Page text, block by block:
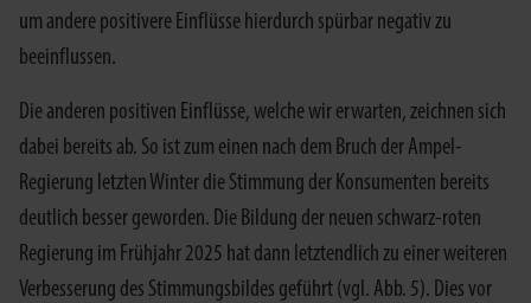
um andere positivere Einflüsse hierdurch spürbar negativ zu
beeinflussen.
Die anderen positiven Einflüsse, welche wir erwarten, zeichnen sich
dabei bereits ab. So ist zum einen nach dem Bruch der Ampel-
Regierung letzten Winter die Stimmung der Konsumenten bereits
deutlich besser geworden. Die Bildung der neuen schwarz-roten
Regierung im Frühjahr 2025 hat dann letztendlich zu einer weiteren
Verbesserung des Stimmungsbildes geführt (vgl. Abb. 5). Dies vor